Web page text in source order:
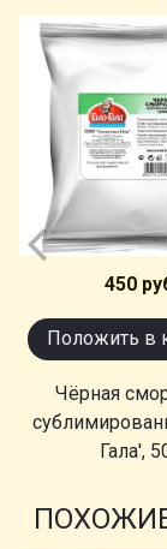
450
Положить в
Чёрная
Гала',